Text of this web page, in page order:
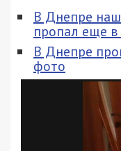
В Днепре
пропал еще
В Днепре
фото